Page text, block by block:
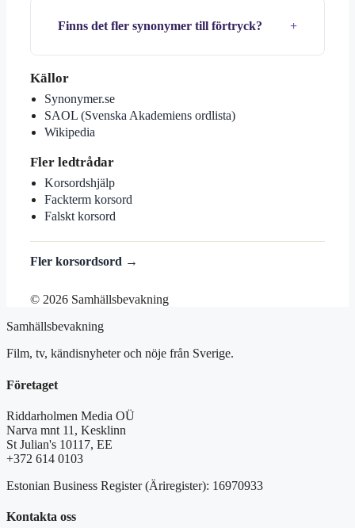
Finns det fler synonymer till förtryck?
Källor
Synonymer.se
SAOL (Svenska Akademiens ordlista)
Wikipedia
Fler ledtrådar
Korsordshjälp
Fackterm korsord
Falskt korsord
Fler korsordsord →
© 2026 Samhällsbevakning
Samhällsbevakning
Film, tv, kändisnyheter och nöje från Sverige.
Företaget
Riddarholmen Media OÜ
Narva mnt 11, Kesklinn
St Julian's 10117, EE
+372 614 0103
Estonian Business Register (Äriregister): 16970933
Kontakta oss